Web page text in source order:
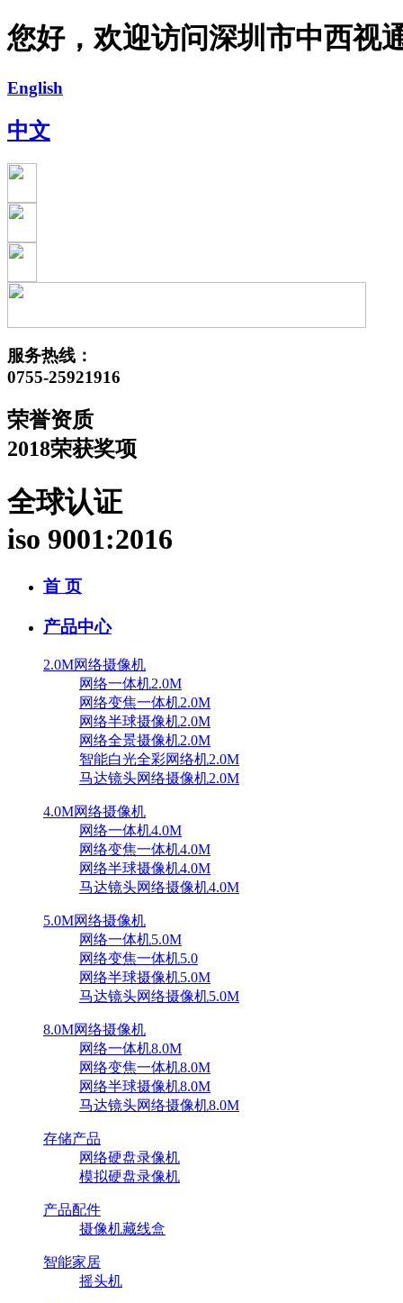
您好，欢迎访问深圳市中西视
English
中文
服务热线：
0755-25921916
荣誉资质
2018荣获奖项
全球认证
iso 9001:2016
首 页
产品中心
2.0M网络摄像机
网络一体机2.0M
网络变焦一体机2.0M
网络半球摄像机2.0M
网络全景摄像机2.0M
智能白光全彩网络机2.0M
马达镜头网络摄像机2.0M
4.0M网络摄像机
网络一体机4.0M
网络变焦一体机4.0M
网络半球摄像机4.0M
马达镜头网络摄像机4.0M
5.0M网络摄像机
网络一体机5.0M
网络变焦一体机5.0
网络半球摄像机5.0M
马达镜头网络摄像机5.0M
8.0M网络摄像机
网络一体机8.0M
网络变焦一体机8.0M
网络半球摄像机8.0M
马达镜头网络摄像机8.0M
存储产品
网络硬盘录像机
模拟硬盘录像机
产品配件
摄像机藏线盒
智能家居
摇头机